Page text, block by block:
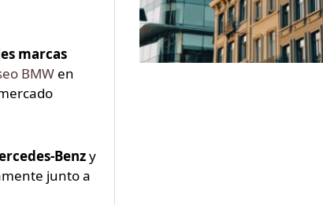
marcas
BMWen
Benzy
junto a